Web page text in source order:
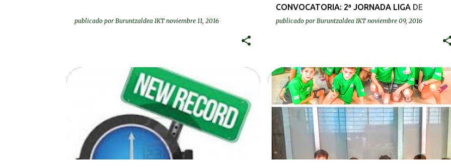
publicado por Buruntzaldea IKT noviembre 11, 2016
CONVOCATORIA: 2ª JORNADA LIGA DE
INVIERNO
publicado por Buruntzaldea IKT noviembre 09, 2016
ERREKORRAK | RECORDS KRONIKAK-CRÓNICAS